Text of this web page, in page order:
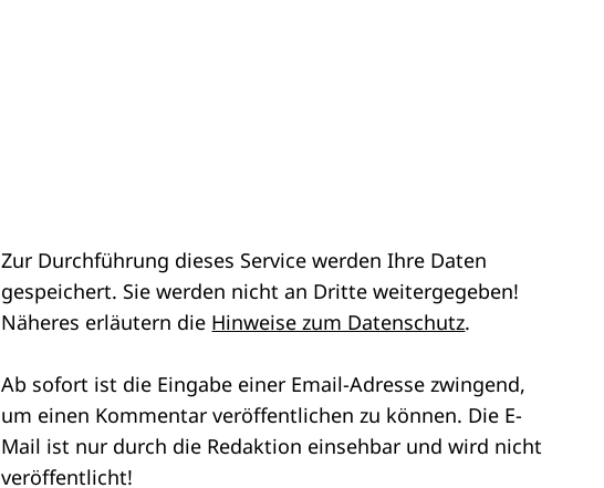
Zur Durchführung dieses Service werden Ihre Daten
gespeichert. Sie werden nicht an Dritte weitergegeben!
Näheres erläutern die Hinweise zum Datenschutz.
Ab sofort ist die Eingabe einer Email-Adresse zwingend,
um einen Kommentar veröffentlichen zu können. Die E-
Mail ist nur durch die Redaktion einsehbar und wird nicht
veröffentlicht!